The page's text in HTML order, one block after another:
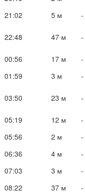
21:02 5 м
-
22:48 47 м -
00:56 17 м
-
01:59 3 м
-
03:50 23 м -
05:19 12 м
-
05:56 2 м
-
06:36 4 м
-
07:03 3 м
-
08:22 37 м
-